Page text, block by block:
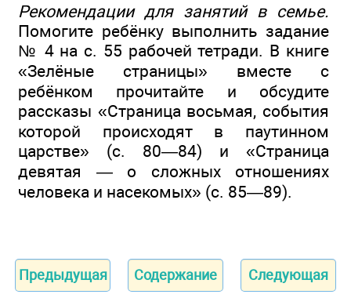
Рекомендации для занятий в семье.
Помогите ребёнку выполнить задание
№ 4 на с. 55 рабочей тетради. В книге
«Зелёные страницы» вместе с
ребёнком прочитайте и обсудите
рассказы «Страница восьмая, события
которой происходят в паутинном
царстве» (с. 80—84) и «Страница
девятая — о сложных отношениях
человека и насекомых» (с. 85—89).
Предыдущая Содержание Следующая